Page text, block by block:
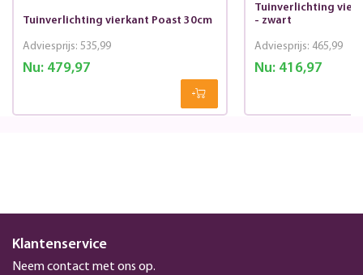
Tuinverlichting vierkant Poast 30cm
Nu:479,97
Adviesprijs: 535,99
Tuinverlichting
- zwart
Nu:416,97
Adviesprijs: 465,99
Klantenservice
Neem contact met ons op.